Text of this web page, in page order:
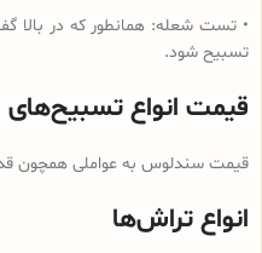
• تست شعله: همانطور که در بالا
تسبیح شود.
قیمت انواع
قیمت سندلوس به عواملی همچون
انواع تراش‌ها